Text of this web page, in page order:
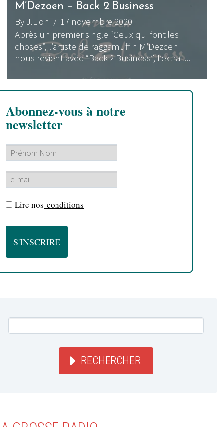
M’Dezoen – Back 2 Business
By J.Lion / 17 novembre 2020
Après un premier single “Ceux qui font les
choses”, l’artiste de raggamuffin M’Dezoen
nous revient avec “Back 2 Business”, l’extrait...
Abonnez-vous à notre
newsletter
Lire nos conditions
RECHERCHER